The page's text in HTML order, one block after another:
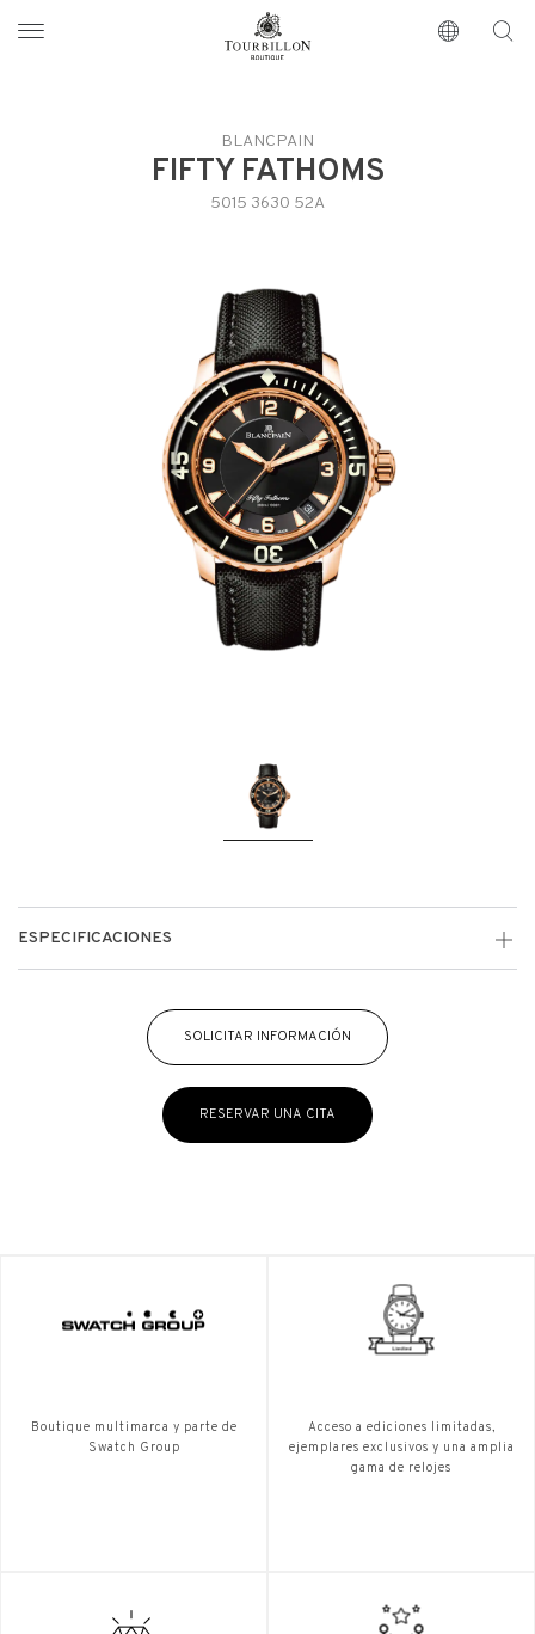
https://www.tourbillon.com/index.php/es
BLANCPAIN
FIFTY FATHOMS
5015 3630 52A
ESPECIFICACIONES
SOLICITAR INFORMACIÓN
RESERVAR UNA CITA
Boutique multimarca y parte de
Swatch Group
Acceso a ediciones limitadas,
ejemplares exclusivos y una amplia
gama de relojes